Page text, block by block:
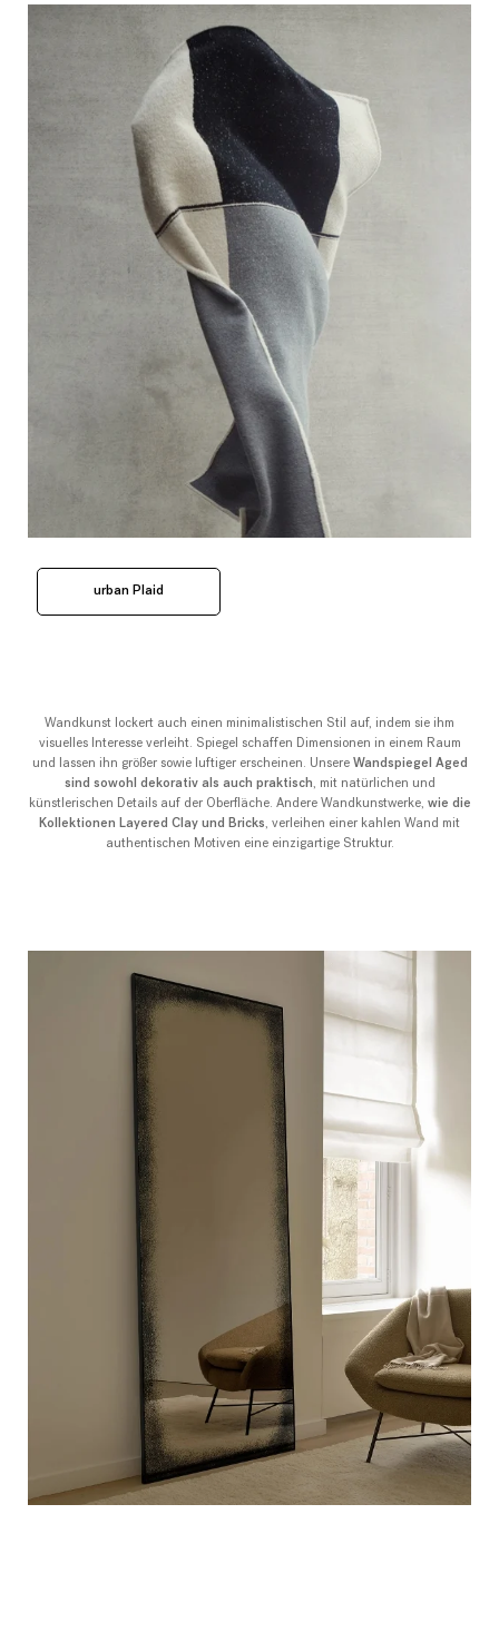
urban Plaid
Wandkunst lockert auch einen minimalistischen Stil auf, indem sie ihm
visuelles Interesse verleiht. Spiegel schaffen Dimensionen in einem Raum
und lassen ihn größer sowie luftiger erscheinen. Unsere Wandspiegel Aged
sind sowohl dekorativ als auch praktisch, mit natürlichen und
künstlerischen Details auf der Oberfläche. Andere Wandkunstwerke, wie die
Kollektionen Layered Clay und Bricks, verleihen einer kahlen Wand mit
authentischen Motiven eine einzigartige Struktur.